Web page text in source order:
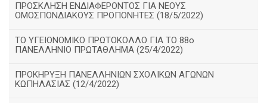
ΠΡΟΣΚΛΗΣΗ ΕΝΔΙΑΦΕΡΟΝΤΟΣ ΓΙΑ ΝΕΟΥΣ
ΟΜΟΣΠΟΝΔΙΑΚΟΥΣ ΠΡΟΠΟΝΗΤΕΣ (18/5/2022)
ΤΟ ΥΓΕΙΟΝΟΜΙΚΟ ΠΡΩΤΟΚΟΛΛΟ ΓΙΑ ΤΟ 88ο
ΠΑΝΕΛΛΗΝΙΟ ΠΡΩΤΑΘΛΗΜΑ (25/4/2022)
ΠΡΟΚΗΡΥΞΗ ΠΑΝΕΛΛΗΝΙΩΝ ΣΧΟΛΙΚΩΝ ΑΓΩΝΩΝ
ΚΩΠΗΛΑΣΙΑΣ (12/4/2022)